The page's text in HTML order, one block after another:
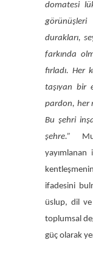
domatesi
görünüşleri
durakları,
farkında
fırladı. Her
taşıyan bir
pardon, her
Bu şehri
şehre.”
yayımlanan
ifadesini
üslup, dil
toplumsal
güç olarak